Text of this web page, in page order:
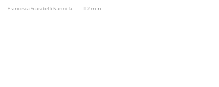
Francesca Scarabelli 5 anni fa 2 min